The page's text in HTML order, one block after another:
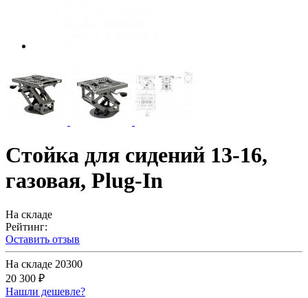
Стойка для сидений 13-16,
газовая, Plug-In
На складе
Рейтинг:
Оставить отзыв
На складе 20300
20 300 ₽
Нашли дешевле?